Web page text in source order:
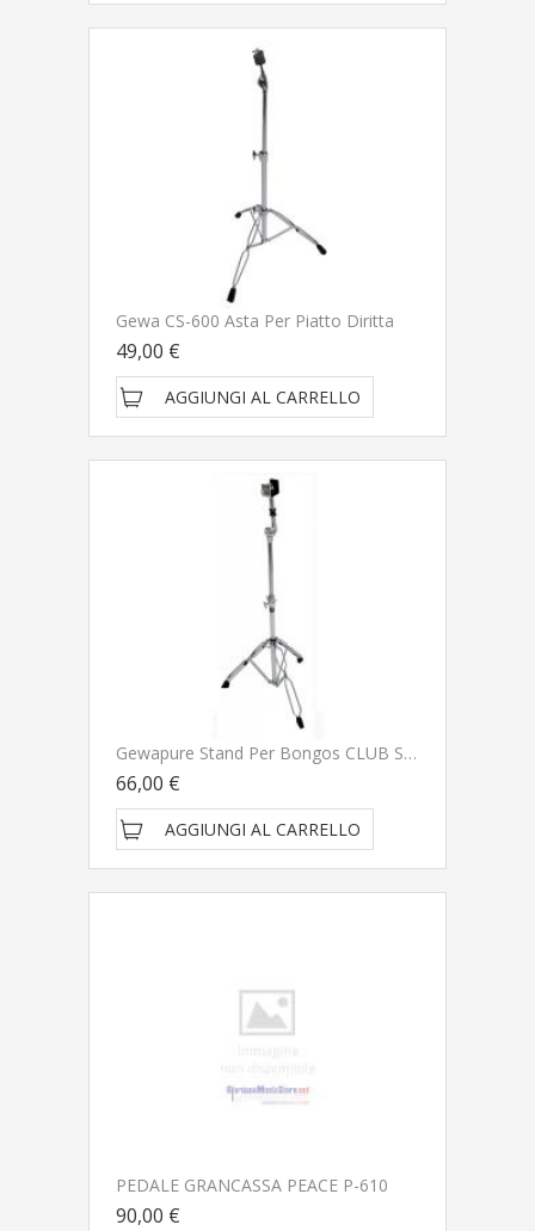
Gewa CS-600 Asta Per Piatto Diritta
49,00 €
AGGIUNGI AL CARRELLO
Gewapure Stand Per Bongos CLUB SALSA
66,00 €
AGGIUNGI AL CARRELLO
PEDALE GRANCASSA PEACE P-610
90,00 €